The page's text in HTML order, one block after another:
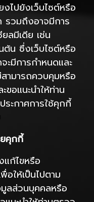
งไปยังเว็บไซต์หรือ
รวมถึงอาจมีการ
ลมีเดีย เช่น
น ซึ่งเว็บไซต์หรือ
ะมีการกำหนดและ
ามารถควบคุมหรือ
อแนะนำให้ท่าน
ระกาศการใช้คุกกี้
คุกกี้
แก้ไขหรือ
อให้เป็นไปตาม
ลส่วนบุคคลหรือ